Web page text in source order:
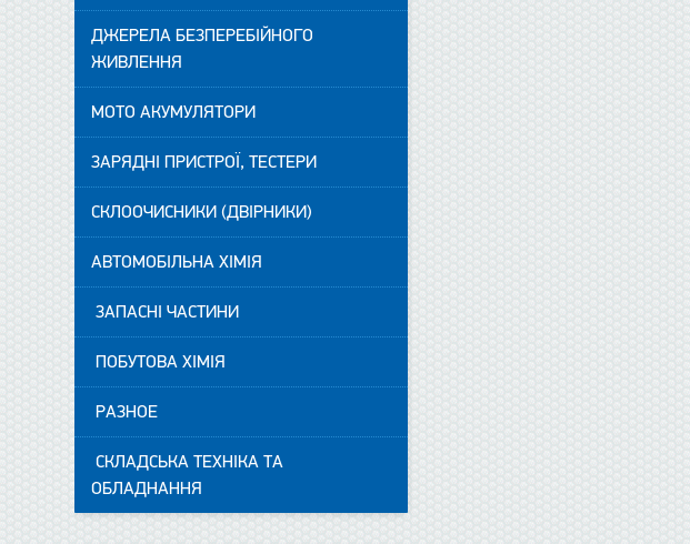
ДЖЕРЕЛА БЕЗПЕРЕБІЙНОГО
ЖИВЛЕННЯ
МОТО АКУМУЛЯТОРИ
ЗАРЯДНІ ПРИСТРОЇ, ТЕСТЕРИ
СКЛООЧИСНИКИ (ДВІРНИКИ)
АВТОМОБІЛЬНА ХІМІЯ
ЗАПАСНІ ЧАСТИНИ
ПОБУТОВА ХІМІЯ
РАЗНОЕ
СКЛАДСЬКА ТЕХНІКА ТА
ОБЛАДНАННЯ